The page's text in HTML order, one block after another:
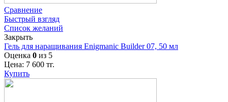
Сравнение
Быстрый взгляд
Список желаний
Закрыть
Гель для наращивания Enigmanic Builder 07, 50 мл
Оценка 0 из 5
Цена: 7 600 тг.
Купить